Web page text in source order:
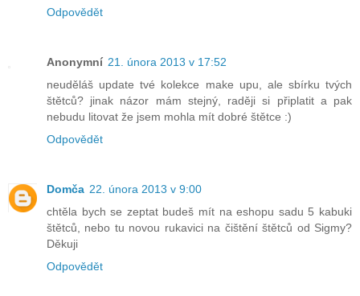
Odpovědět
Anonymní 21. února 2013 v 17:52
neuděláš update tvé kolekce make upu, ale sbírku tvých
štětců? jinak názor mám stejný, raději si připlatit a pak
nebudu litovat že jsem mohla mít dobré štětce :)
Odpovědět
Domča 22. února 2013 v 9:00
chtěla bych se zeptat budeš mít na eshopu sadu 5 kabuki
štětců, nebo tu novou rukavici na čištění štětců od Sigmy?
Děkuji
Odpovědět